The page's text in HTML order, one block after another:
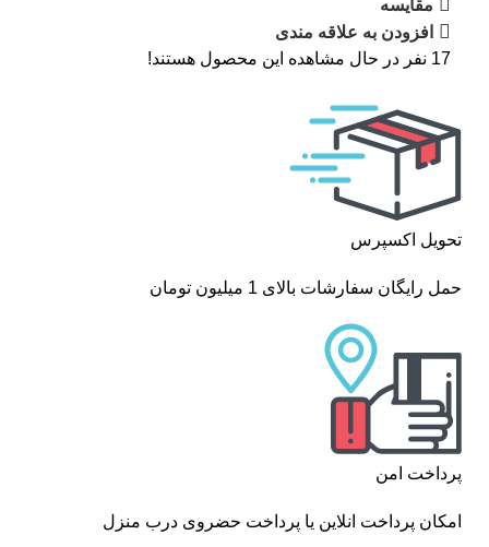
مقایسه
افزودن به علاقه مندی
17 نفر در حال مشاهده این محصول هستند!
تحویل اکسپرس
حمل رایگان سفارشات بالای 1 میلیون تومان
پرداخت امن
امکان پرداخت انلاین یا پرداخت حضروی درب منزل